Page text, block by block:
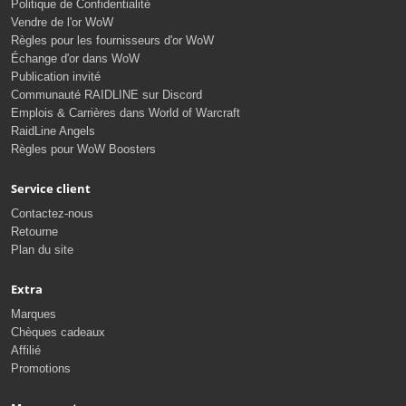
Politique de Confidentialité
Vendre de l'or WoW
Règles pour les fournisseurs d'or WoW
Échange d'or dans WoW
Publication invité
Communauté RAIDLINE sur Discord
Emplois & Carrières dans World of Warcraft
RaidLine Angels
Règles pour WoW Boosters
Service client
Contactez-nous
Retourne
Plan du site
Extra
Marques
Chèques cadeaux
Affilié
Promotions